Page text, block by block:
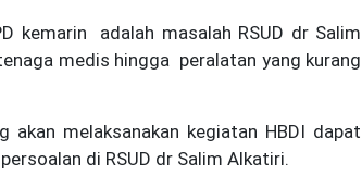
kemarin adalah masalah RSUD dr Salim
medis hingga peralatan yang kurang
melaksanakan kegiatan HBDI dapat
di RSUD dr Salim Alkatiri.